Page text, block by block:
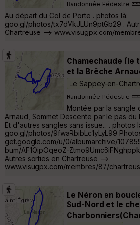
Randonnée Pédestre
Au départ du Col de Porte . photos là:
goo.gl/photos/tx7dVkJLUn9ptGb29 .
Chartreuse --> www.visugpx.com/
Chamechaude (le
et la Brêche
Le Sappey-en-
Randonnée Pédestre
Montée par la sangle
Arnaud, Sommet Descente par le pas du
Et d'autres sangles sans issue... . photos
goo.gl/photos/9fwaRbibLc1yLyL99
get.google.com/u/0/albumarchive/
bum/AF1QipOqeoZ-
Autres sorties en Chartreuse -->
www.visugpx.com/membres/87/
Le Néron en
Sud-Nord et le